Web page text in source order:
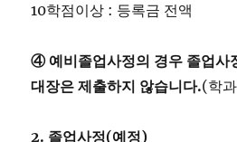
10학점이상 : 등록금 전액
④ 예비졸업사정의 경우 졸업사
대장은 제출하지 않습니다.(학
2. 졸업사정(예정)